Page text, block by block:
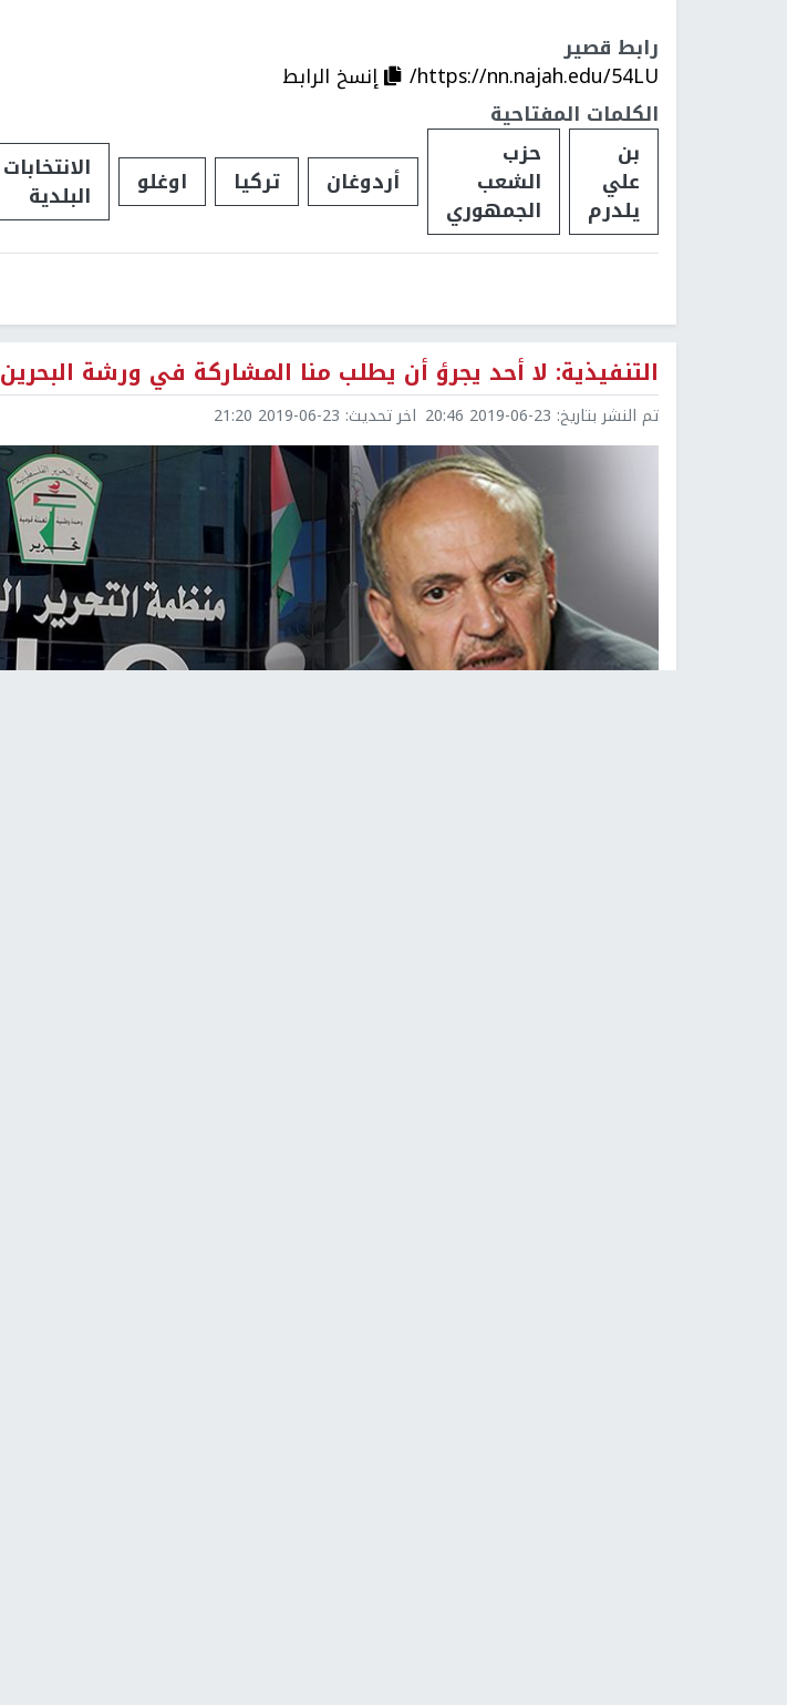
رابط قصير
https://nn.najah.edu/54LU/
إنسخ الرابط
الكلمات المفتاحية
بن
علي
يلدرم
حزب
الشعب
الجمهوري
أردوغان تركيا اوغلو ​الانتخابات
البلدية​
التنفيذية: لا أحد يجرؤ أن يطلب منا المشاركة في ورشة البحرين
تم النشر بتاريخ: 2019-06-23 20:46 اخر تحديث: 2019-06-23 21:20